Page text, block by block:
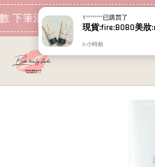
下筆消費即可折抵 現在去購物
Y********已購買了
8 小時前